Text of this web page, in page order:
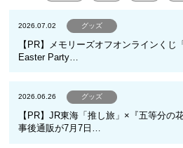
2026.07.02 グッズ
【PR】メモリーズオフオンラインくじ
Easter Party…
2026.06.26 グッズ
【PR】JR東海「推し旅」×『五等分の
事後通販が7月7日…